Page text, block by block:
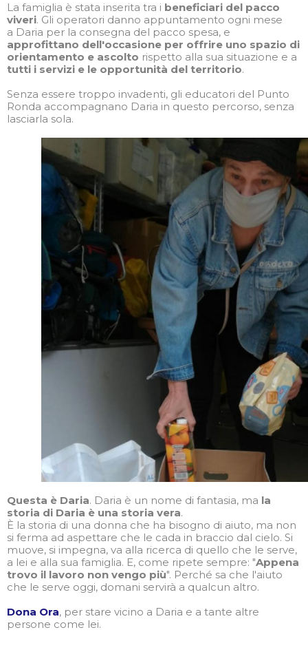
La famiglia è stata inserita tra i beneficiari del pacco
viveri. Gli operatori danno appuntamento ogni mese
a Daria per la consegna del pacco spesa, e
approfittano dell'occasione per offrire uno spazio di
orientamento e ascolto rispetto alla sua situazione e a
tutti i servizi e le opportunità del territorio.
Senza essere troppo invadenti, gli educatori del Punto
Ronda accompagnano Daria in questo percorso, senza
lasciarla sola.
Questa è Daria. Daria è un nome di fantasia, ma la
storia di Daria è una storia vera.
È la storia di una donna che ha bisogno di aiuto, ma non
si ferma ad aspettare che le cada in braccio dal cielo. Si
muove, si impegna, va alla ricerca di quello che le serve,
a lei e alla sua famiglia. E, come ripete sempre: "Appena
trovo il lavoro non vengo più". Perché sa che l'aiuto
che le serve oggi, domani servirà a qualcun altro.
Dona Ora, per stare vicino a Daria e a tante altre
persone come lei.